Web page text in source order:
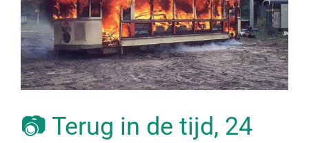
📷 Terug in de tijd, 24